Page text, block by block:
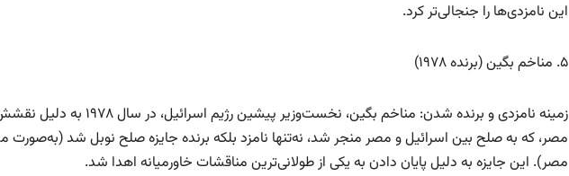
این نامزدی‌ها را جنجالی‌تر کرد.
۵. مناخم بگین (برنده ۱۹۷۸)
زمینه نامزدی و برنده شدن: مناخم
مصر، که به صلح بین اسرائیل و مصر منجر شد، نه‌تنها نامزد بلکه برنده جایزه صلح نوبل شد (به‌صورت
مصر). این جایزه به دلیل پایان دادن به یکی از طولانی‌ترین مناقشات خاورمیانه اهدا شد.